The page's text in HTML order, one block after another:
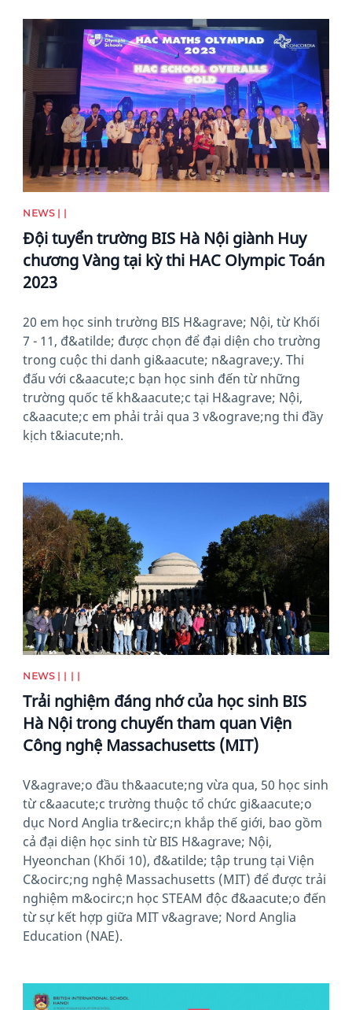
News image
NEWS | |
Đội tuyển trường BIS Hà Nội giành Huy
chương Vàng tại kỳ thi HAC Olympic Toán
2023
20 em học sinh trường BIS H&agrave; Nội, từ Khối
7 - 11, đ&atilde; được chọn để đại diện cho trường
trong cuộc thi danh gi&aacute; n&agrave;y. Thi
đấu với c&aacute;c bạn học sinh đến từ những
trường quốc tế kh&aacute;c tại H&agrave; Nội,
c&aacute;c em phải trải qua 3 v&ograve;ng thi đầy
kịch t&iacute;nh.
NEWS | | | |
Trải nghiệm đáng nhớ của học sinh BIS
Hà Nội trong chuyến tham quan Viện
Công nghệ Massachusetts (MIT)
V&agrave;o đầu th&aacute;ng vừa qua, 50 học sinh
từ c&aacute;c trường thuộc tổ chức gi&aacute;o
dục Nord Anglia tr&ecirc;n khắp thế giới, bao gồm
cả đại diện học sinh từ BIS H&agrave; Nội,
Hyeonchan (Khối 10), đ&atilde; tập trung tại Viện
C&ocirc;ng nghệ Massachusetts (MIT) để được trải
nghiệm m&ocirc;n học STEAM độc đ&aacute;o đến
từ sự kết hợp giữa MIT v&agrave; Nord Anglia
Education (NAE).
News image